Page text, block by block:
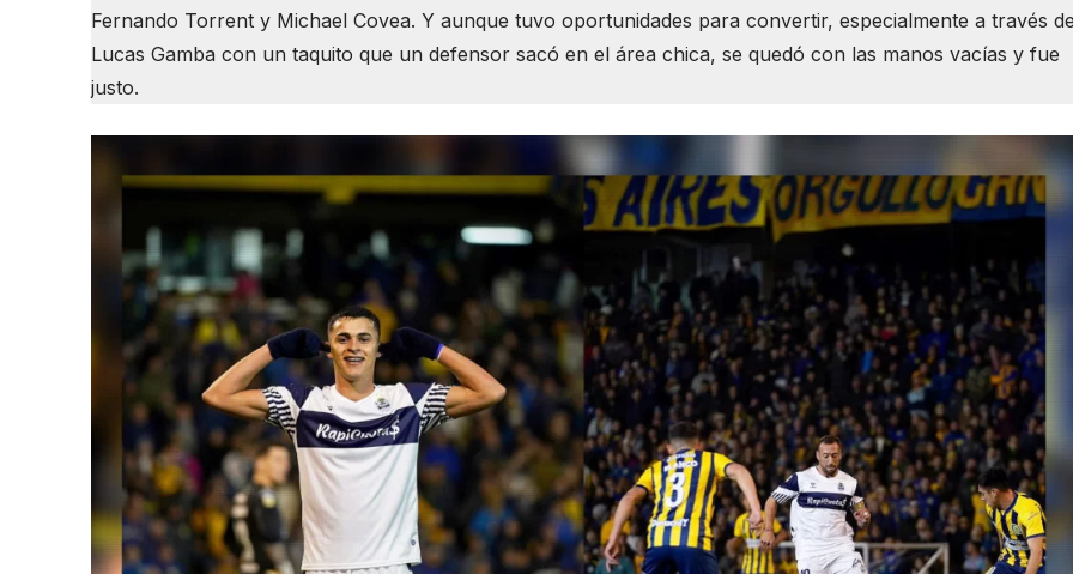
Fernando Torrent y Michael Covea. Y aunque tuvo oportunidades para convertir, especialmente a través
Lucas Gamba con un taquito que un defensor sacó en el área chica, se quedó con las manos vacías y fue
justo.